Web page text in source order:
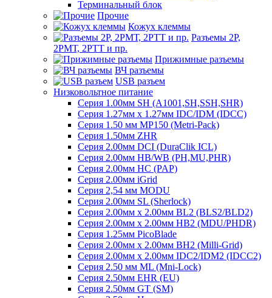
Терминальный блок
Прочие
Кожух клеммы
Разъемы 2Р,
2РМТ, 2РТТ и пр.
Прижимные разъемы
ВЧ разъемы
USB разъем
Низковольтное питание
Серия 1.00мм SH (A1001,SH,SSH,SHR)
Серия 1.27мм x 1.27мм IDC/IDM (IDCC)
Серия 1.50 мм MP150 (Metri-Pack)
Серия 1.50мм ZHR
Серия 2.00мм DCI (DuraClik ICL)
Серия 2.00мм HB/WB (PH,MU,PHR)
Серия 2.00мм HC (PAP)
Серия 2.00мм iGrid
Серия 2,54 мм MODU
Серия 2.00мм SL (Sherlock)
Серия 2.00мм x 2.00мм BL2 (BLS2/BLD2)
Серия 2.00мм x 2.00мм HB2 (MDU/PHDR)
Серия 1.25мм PicoBlade
Серия 2.00мм х 2.00мм BH2 (Milli-Grid)
Серия 2.00мм х 2.00мм IDC2/IDM2 (IDCC2)
Серия 2.50 мм ML (Mni-Lock)
Серия 2.50мм EHR (EU)
Серия 2.50мм GT (SM)